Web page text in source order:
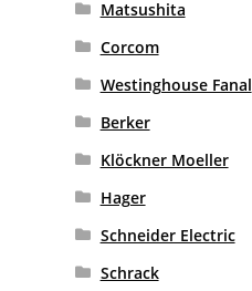
Matsushita
Corcom
Westinghouse Fanal
Berker
Klöckner Moeller
Hager
Schneider Electric
Schrack